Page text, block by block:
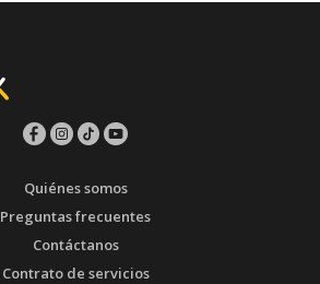
Quiénes somos
Preguntas frecuentes
Contáctanos
Contrato de servicios